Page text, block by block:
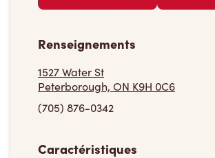
Renseignements
1527 Water St
Peterborough, ON K9H 0C6
(705) 876-0342
Caractéristiques